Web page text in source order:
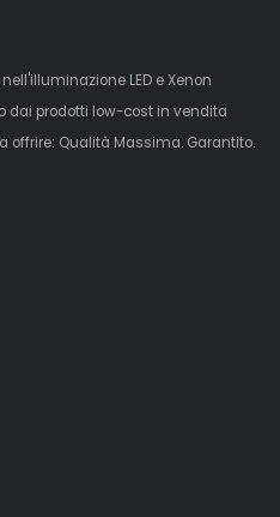
LED e Xenon
dai prodotti low-cost in vendita
offrire: Qualità Massima. Garantito.